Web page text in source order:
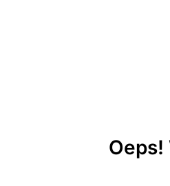
Oeps!